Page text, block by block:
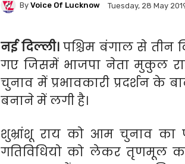
By Voice Of Lucknow Tuesday, 28 May
नई दिल्ली।पश्चिम बंगाल से तीन
गए जिसमें भाजपा नेता मुकुल
चुनाव में प्रभावकारी प्रदर्शन के
बनाने में लगी है।
शुभ्रांशू राय को आम चुनाव का
गतिविधियो को लेकर तृणमूल